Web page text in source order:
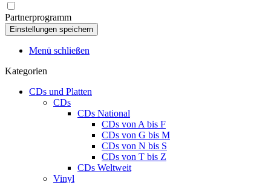
Partnerprogramm
Menü schließen
Kategorien
CDs und Platten
CDs
CDs National
CDs von A bis F
CDs von G bis M
CDs von N bis S
CDs von T bis Z
CDs Weltweit
Vinyl